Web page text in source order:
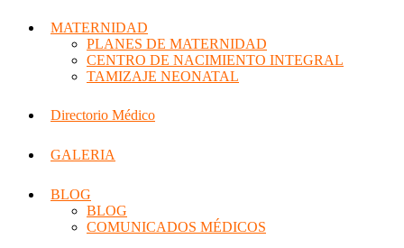
MATERNIDAD
PLANES DE MATERNIDAD
CENTRO DE NACIMIENTO INTEGRAL
TAMIZAJE NEONATAL
Directorio Médico
GALERIA
BLOG
BLOG
COMUNICADOS MÉDICOS